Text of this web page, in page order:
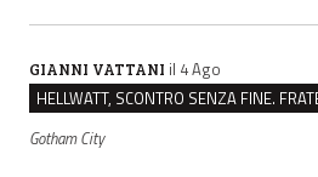
GIANNI VATTANI il 4 Ago
Gotham City